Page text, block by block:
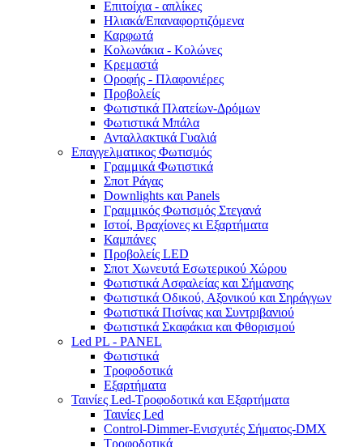
Επιτοίχια - απλίκες
Ηλιακά/Επαναφορτιζόμενα
Καρφωτά
Κολωνάκια - Κολώνες
Κρεμαστά
Οροφής - Πλαφονιέρες
Προβολείς
Φωτιστικά Πλατείων-Δρόμων
Φωτιστικά Μπάλα
Ανταλλακτικά Γυαλιά
Επαγγελματικος Φωτισμός
Γραμμικά Φωτιστικά
Σποτ Ράγας
Downlights και Panels
Γραμμικός Φωτισμός Στεγανά
Ιστοί, Βραχίονες κι Εξαρτήματα
Καμπάνες
Προβολείς LED
Σποτ Χωνευτά Εσωτερικού Χώρου
Φωτιστικά Ασφαλείας και Σήμανσης
Φωτιστικά Οδικού, Αξονικού και Σηράγγων
Φωτιστικά Πισίνας και Συντριβανιού
Φωτιστικά Σκαφάκια και Φθορισμού
Led PL - PANEL
Φωτιστικά
Τροφοδοτικά
Εξαρτήματα
Ταινίες Led-Τροφοδοτικά και Εξαρτήματα
Ταινίες Led
Control-Dimmer-Ενισχυτές Σήματος-DMX
Τροφοδοτικά